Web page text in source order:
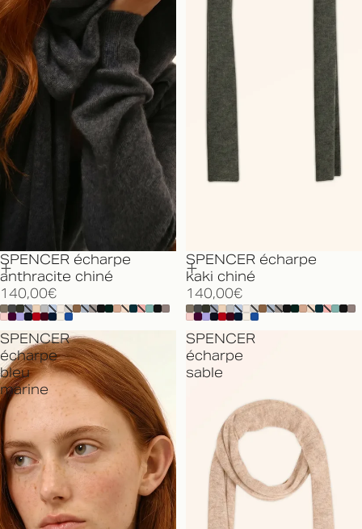
SPENCER écharpe
anthracite chiné
140,00€
SPENCER écharpe
kaki chiné
140,00€
SPENCER
écharpe
bleu
marine
SPENCER
écharpe
sable